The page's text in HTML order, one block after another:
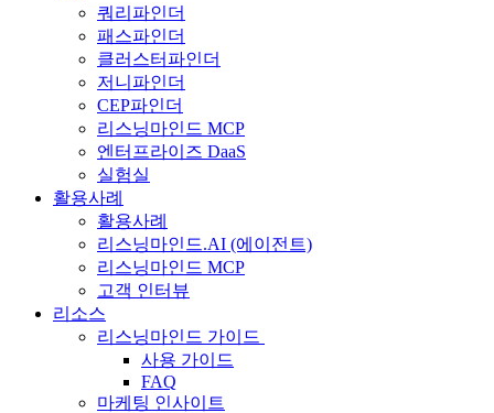
쿼리파인더
패스파인더
클러스터파인더
저니파인더
CEP파인더
리스닝마인드 MCP
엔터프라이즈 DaaS
실험실
활용사례
활용사례
리스닝마인드.AI (에이전트)
리스닝마인드 MCP
고객 인터뷰
리소스
리스닝마인드 가이드
사용 가이드
FAQ
마케팅 인사이트